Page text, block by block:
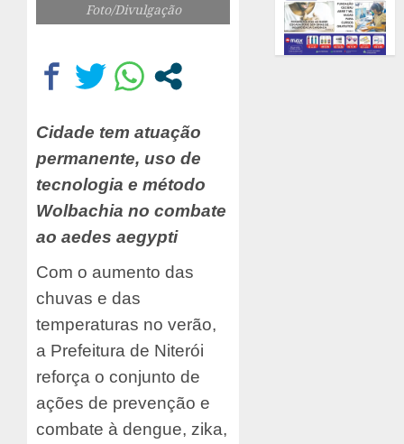
Foto/Divulgação
Cidade tem atuação
permanente, uso de
tecnologia e método
Wolbachia no combate
ao aedes aegypti
Com o aumento das
chuvas e das
temperaturas no verão,
a Prefeitura de Niterói
reforça o conjunto de
ações de prevenção e
combate à dengue, zika,